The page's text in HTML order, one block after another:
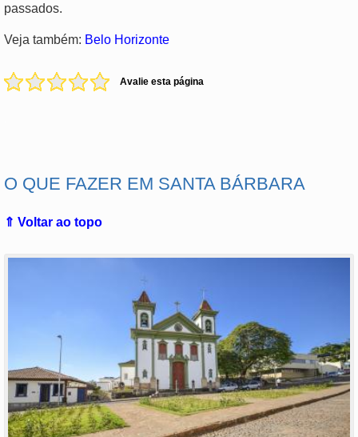
passados.
Veja também: Belo Horizonte
Avalie esta página
O QUE FAZER EM SANTA BÁRBARA
⇑ Voltar ao topo